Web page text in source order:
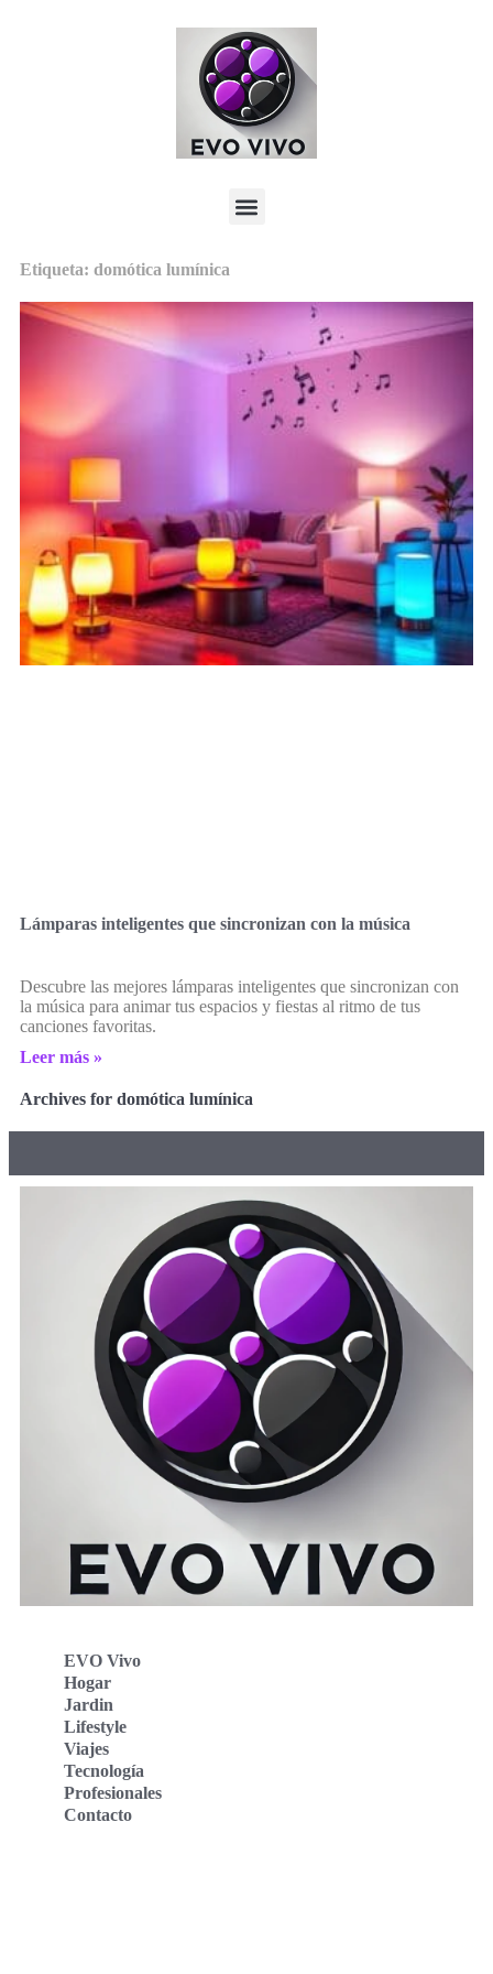
Etiqueta: domótica lumínica
Lámparas inteligentes que sincronizan con la música
Descubre las mejores lámparas inteligentes que sincronizan con
la música para animar tus espacios y fiestas al ritmo de tus
canciones favoritas.
Leer más »
Archives for domótica lumínica
EVO Vivo
Hogar
Jardin
Lifestyle
Viajes
Tecnología
Profesionales
Contacto